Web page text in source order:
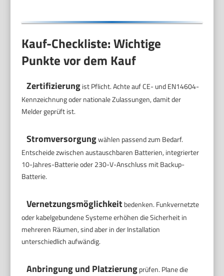
Kauf-Checkliste: Wichtige
Punkte vor dem Kauf
Zertifizierungist Pflicht. Achte auf CE- und EN14604-
Kennzeichnung oder nationale Zulassungen, damit der
Melder geprüft ist.
Stromversorgungwählen passend zum Bedarf.
Entscheide zwischen austauschbaren Batterien, integrierter
10-Jahres-Batterie oder 230-V-Anschluss mit Backup-
Batterie.
Vernetzungsmöglichkeit bedenken. Funkvernetzte
oder kabelgebundene Systeme erhöhen die Sicherheit in
mehreren Räumen, sind aber in der Installation
unterschiedlich aufwändig.
Anbringung und Platzierungprüfen. Plane die